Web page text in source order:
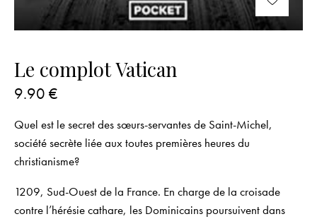
Le complot Vatican
9.90 €
Quel est le secret des sœurs-servantes de Saint-Michel,
société secrète liée aux toutes premières heures du
christianisme?
1209, Sud-Ouest de la France. En charge de la croisade
contre l’hérésie cathare, les Dominicains poursuivent dans